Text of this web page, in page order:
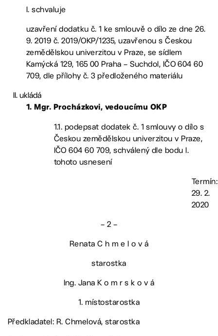
I. schvaluje
uzavření dodatku č. 1 ke smlouvě o dílo ze dne 26.
9. 2019 č. 2019/OKP/1235, uzavřenou s Českou
zemědělskou univerzitou v Praze, se sídlem
Kamýcká 129, 165 00 Praha – Suchdol, IČO 604 60
709, dle přílohy č. 3 předloženého materiálu
ukládá
1. Mgr. Procházkovi, vedoucímu OKP
1.1. podepsat dodatek č. 1 smlouvy o dílo s
Českou zemědělskou univerzitou v Praze,
IČO 604 60 709, schválený dle bodu I.
tohoto usnesení
Termín:
29. 2.
2020
– 2 –
Renata C h m e l o v á
starostka
Ing. Jana K o m r s k o v á
1. místostarostka
Předkladatel: R. Chmelová, starostka